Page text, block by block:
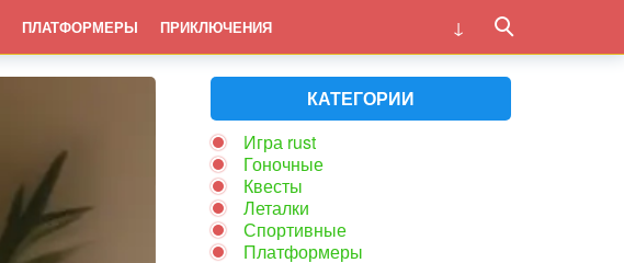
ПЛАТФОРМЕРЫ ПРИКЛЮЧЕНИЯ
КАТЕГОРИИ
Игра rust
Гоночные
Квесты
Леталки
Спортивные
Платформеры